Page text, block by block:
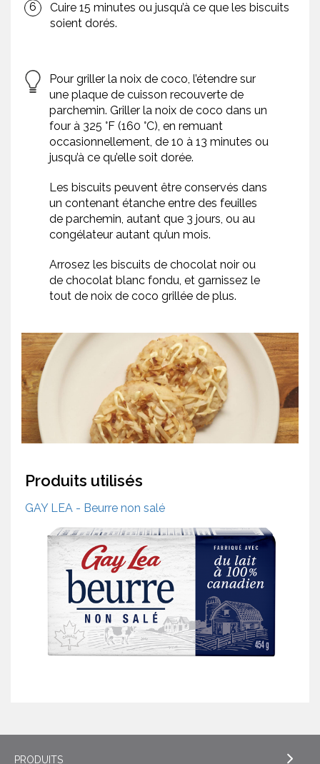
Cuire 15 minutes ou jusqu’à ce que les biscuits
soient dorés.
Pour griller la noix de coco, l’étendre sur
une plaque de cuisson recouverte de
parchemin. Griller la noix de coco dans un
four à 325 °F (160 °C), en remuant
occasionnellement, de 10 à 13 minutes ou
jusqu’à ce qu’elle soit dorée.
Les biscuits peuvent être conservés dans
un contenant étanche entre des feuilles
de parchemin, autant que 3 jours, ou au
congélateur autant qu’un mois.
Arrosez les biscuits de chocolat noir ou
de chocolat blanc fondu, et garnissez le
tout de noix de coco grillée de plus.
Produits utilisés
GAY LEA - Beurre non salé
PRODUITS